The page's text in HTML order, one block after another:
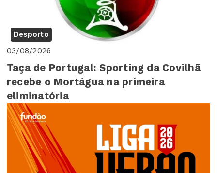
Desporto
03/08/2026
Taça de Portugal: Sporting da Covilhã
recebe o Mortágua na primeira
eliminatória